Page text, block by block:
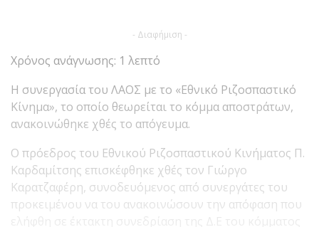
- Διαφήμιση -
Χρόνος ανάγνωσης: 1 λεπτό
Η συνεργασία του ΛΑΟΣ με το «Εθνικό Ριζοσπαστικό
Κίνημα», το οποίο θεωρείται το κόμμα αποστράτων,
ανακοινώθηκε χθές το απόγευμα.
Ο πρόεδρος του Εθνικού Ριζοσπαστικού Κινήματος Π.
Καρδαμίτσης επισκέφθηκε χθές τον Γιώργο
Καρατζαφέρη, συνοδευόμενος από συνεργάτες του
προκειμένου να του ανακοινώσουν την απόφαση που